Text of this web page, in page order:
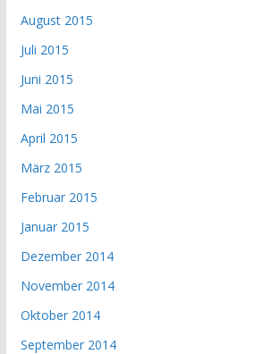
August 2015
Juli 2015
Juni 2015
Mai 2015
April 2015
März 2015
Februar 2015
Januar 2015
Dezember 2014
November 2014
Oktober 2014
September 2014